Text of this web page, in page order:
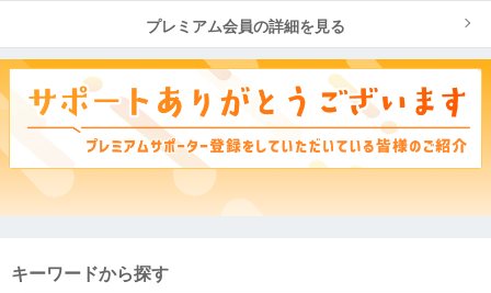
プレミアム会員の詳細を見る
キーワードから探す